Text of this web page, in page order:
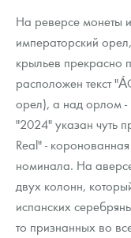
На реверсе монеты
императорский
крыльев прекрасно
расположен текст
орел), а над орлом -
"2024" указан чуть
Real" -
номинала. На
двух колонн,
испанских
то признанных во